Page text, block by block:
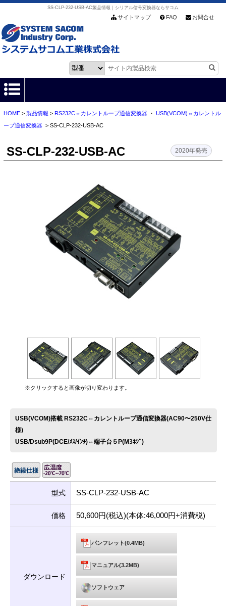
SS-CLP-232-USB-AC製品情報｜シリアル信号変換器ならサコム
サイトマップ FAQ お問合せ
HOME
各種ダウンロード
お客様サポート
会社情報
お問い合わせ
HOME> 製品情報 > RS232C⇔カレントループ通信変換器・ USB(VCOM)⇔カレントル
ープ通信変換器> SS-CLP-232-USB-AC
SS-CLP-232-USB-AC 2020年発売
※クリックすると画像が切り変わります。
USB(VCOM)搭載 RS232C⇔カレントループ通信変換器(AC90〜250V仕
様)
USB/Dsub9P(DCE/ﾒｽ/ｲﾝﾁ)⇔端子台５P(M3ﾈｼﾞ)
型式 SS-CLP-232-USB-AC
価格 50,600円(税込)(本体:46,000円+消費税)
ダウンロード
パンフレット(0.4MB)
マニュアル(3.2MB)
ソフトウェア